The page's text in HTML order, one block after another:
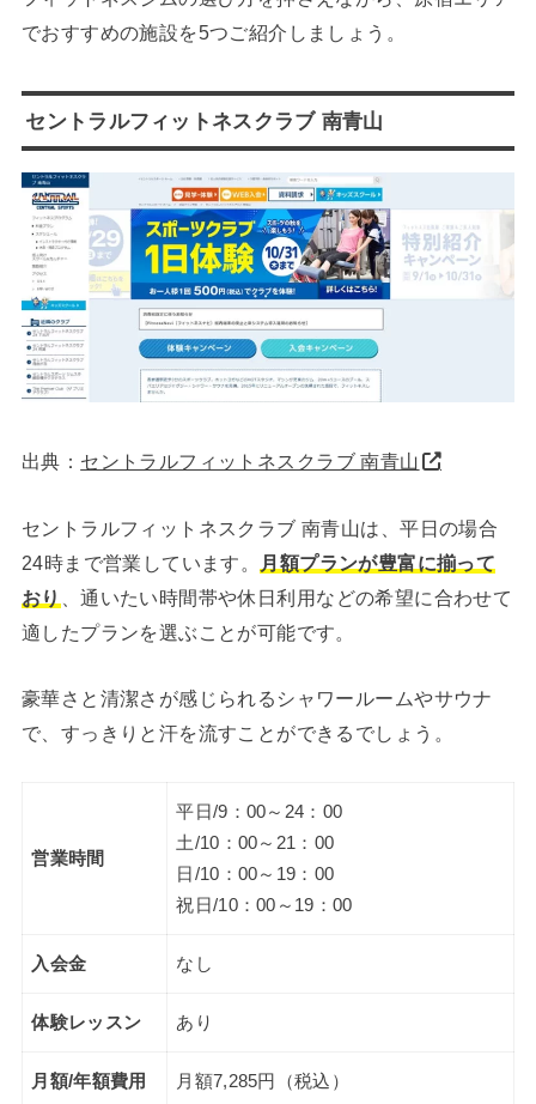
でおすすめの施設を5つご紹介しましょう。
セントラルフィットネスクラブ 南青山
出典： セントラルフィットネスクラブ 南青山
セントラルフィットネスクラブ 南青山は、平日の場合
24時まで営業しています。
月額プランが豊富に揃って
おり
、通いたい時間帯や休日利用などの希望に合わせて
適したプランを選ぶことが可能です。
豪華さと清潔さが感じられるシャワールームやサウナ
で、すっきりと汗を流すことができるでしょう。
営業時間
平日/9：00～24：00
土/10：00～21：00
日/10：00～19：00
祝日/10：00～19：00
入会金 なし
体験レッスン あり
月額/年額費用 月額7,285円（税込）